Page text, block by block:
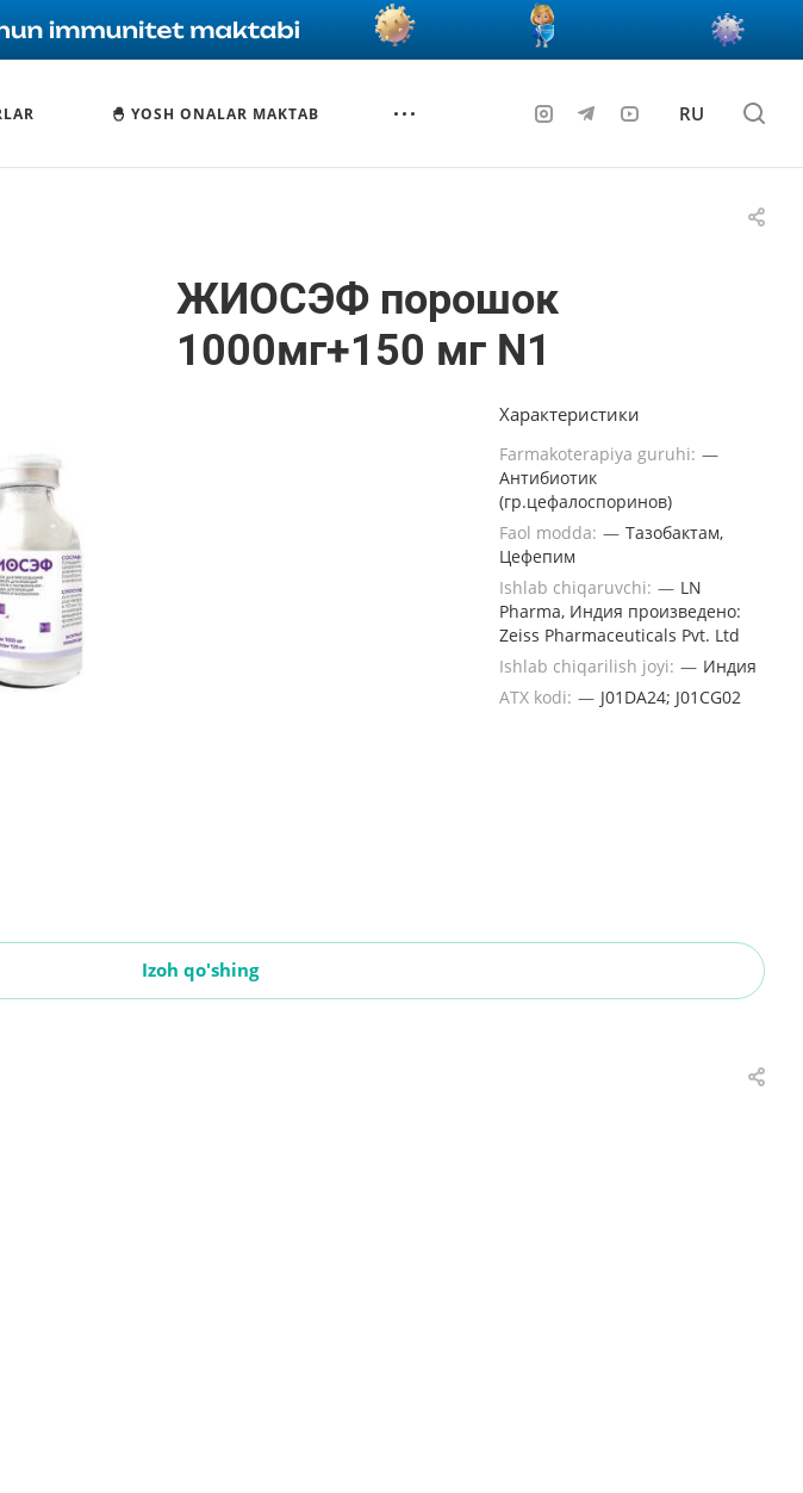
🐣 YOSH ONALAR MAKTAB RU
ЖИОСЭФ порошок
1000мг+150 мг N1
Характеристики
Farmakoterapiya guruhi: —
Антибиотик
(гр.цефалоспоринов)
Faol modda: — Тазобактам,
Цефепим
Ishlab chiqaruvchi: — LN
Pharma, Индия произведено:
Zeiss Pharmaceuticals Pvt. Ltd
Ishlab chiqarilish joyi: — Индия
ATX kodi: — J01DA24; J01CG02
Izoh qo'shing